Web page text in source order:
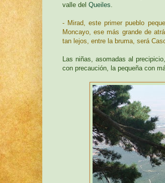
valle del Queiles
- Mirad, este primer pueblo
Moncayo, ese más grande de
tan lejos, entre la bruma, será
Las niñas, asomadas al
con precaución, la pequeña con